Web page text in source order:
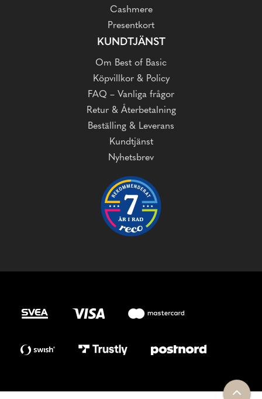
Cashmere
Presentkort
KUNDTJÄNST
Om Best of Basic
Köpvillkor & Policy
FAQ – Vanliga frågor
Retur & Återbetalning
Beställing & Leverans
Kundtjänst
Nyhetsbrev